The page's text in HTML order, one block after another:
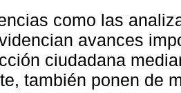
como las
avances
ciudadana
también ponen de